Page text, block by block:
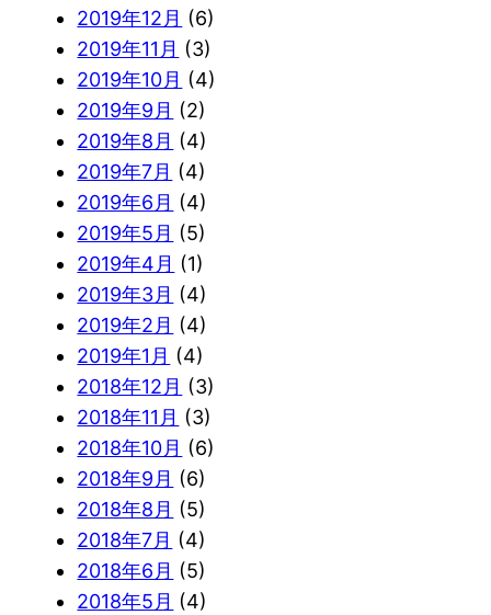
2019年12月 (6)
2019年11月 (3)
2019年10月 (4)
2019年9月 (2)
2019年8月 (4)
2019年7月 (4)
2019年6月 (4)
2019年5月 (5)
2019年4月 (1)
2019年3月 (4)
2019年2月 (4)
2019年1月 (4)
2018年12月 (3)
2018年11月 (3)
2018年10月 (6)
2018年9月 (6)
2018年8月 (5)
2018年7月 (4)
2018年6月 (5)
2018年5月 (4)